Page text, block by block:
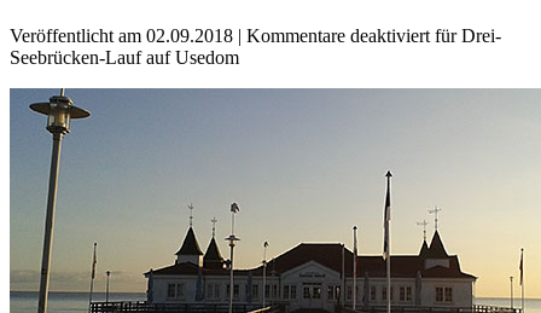
Veröffentlicht am 02.09.2018 | Kommentare deaktiviert für Drei-
Seebrücken-Lauf auf Usedom